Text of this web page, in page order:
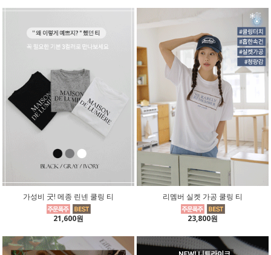
가성비 굿! 메종 린넨 쿨링 티
21,600원
리멤버 실켓 가공 쿨링 티
23,800원